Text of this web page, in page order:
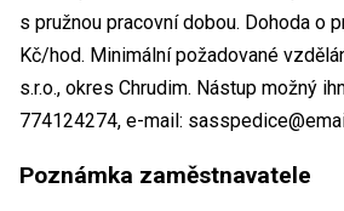
s pružnou pracovní dobou. Dohoda o
Kč/hod. Minimální požadované
s.r.o., okres Chrudim. Nástup možný
774124274, e-mail:
Poznámka zaměstnavatele